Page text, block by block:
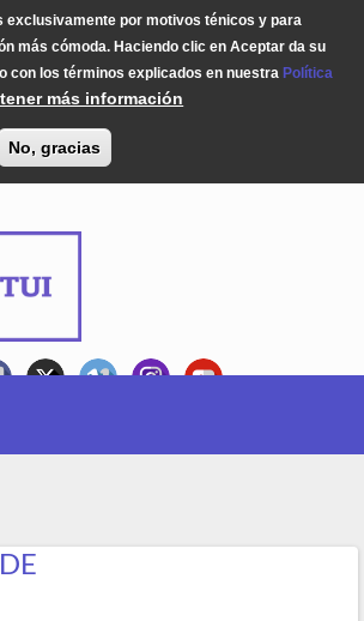
exclusivamente por motivos ténicos y para
más cómoda. Haciendo clic en Aceptar da su
con los términos explicados en nuestra Política
más información
No, gracias
de búsqueda